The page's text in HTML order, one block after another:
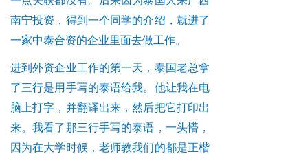
南宁投资，得到一个同学的介绍，就进了
一家中泰合资的企业里面去做工作。
进到外资企业工作的第一天，泰国老总拿
了三行是用手写的泰语给我。他让我在电
脑上打字，并翻译出来，然后把它打印出
来。我看了那三行手写的泰语，一头懵，
因为在大学时候，老师教我们的都是正楷